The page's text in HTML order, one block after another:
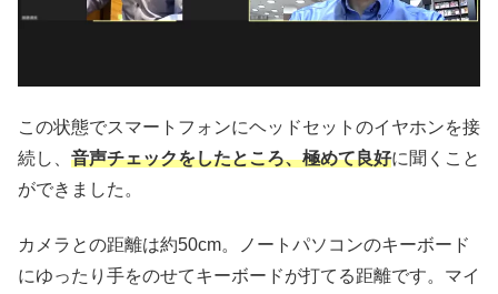
この状態でスマートフォンにヘッドセットのイヤホンを接
続し、 音声チェックをしたところ、極めて良好に聞くこと
ができました。
カメラとの距離は約50cm。ノートパソコンのキーボード
にゆったり手をのせてキーボードが打てる距離です。マイ